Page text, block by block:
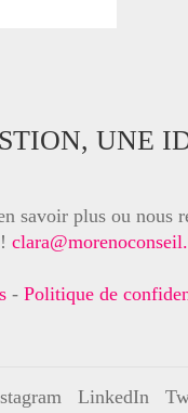
UNE
savoir plus ou nous
- Politique de
LinkedIn